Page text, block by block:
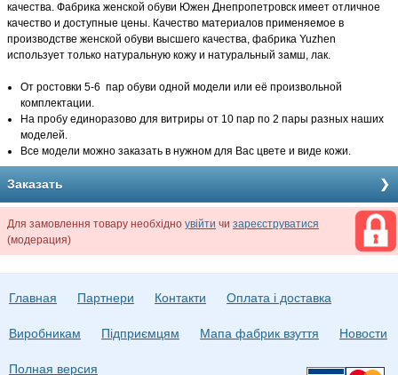
качества. Фабрика женской обуви Южен Днепропетровск имеет отличное
качество и доступные цены. Качество материалов применяемое в
производстве женской обуви высшего качества, фабрика Yuzhen
использует только натуральную кожу и натуральный замш, лак.
От ростовки 5-6 пар обуви одной модели или её произвольной
комплектации.
На пробу единоразово для витриры от 10 пар по 2 пары разных наших
моделей.
Все модели можно заказать в нужном для Вас цвете и виде кожи.
Заказать
Для замовлення товару необхідно увійти чи зареєструватися
(модерация)
Главная Партнери Контакти Оплата і доставка
Виробникам Підприємцям Мапа фабрик взуття Новости
Полная версия